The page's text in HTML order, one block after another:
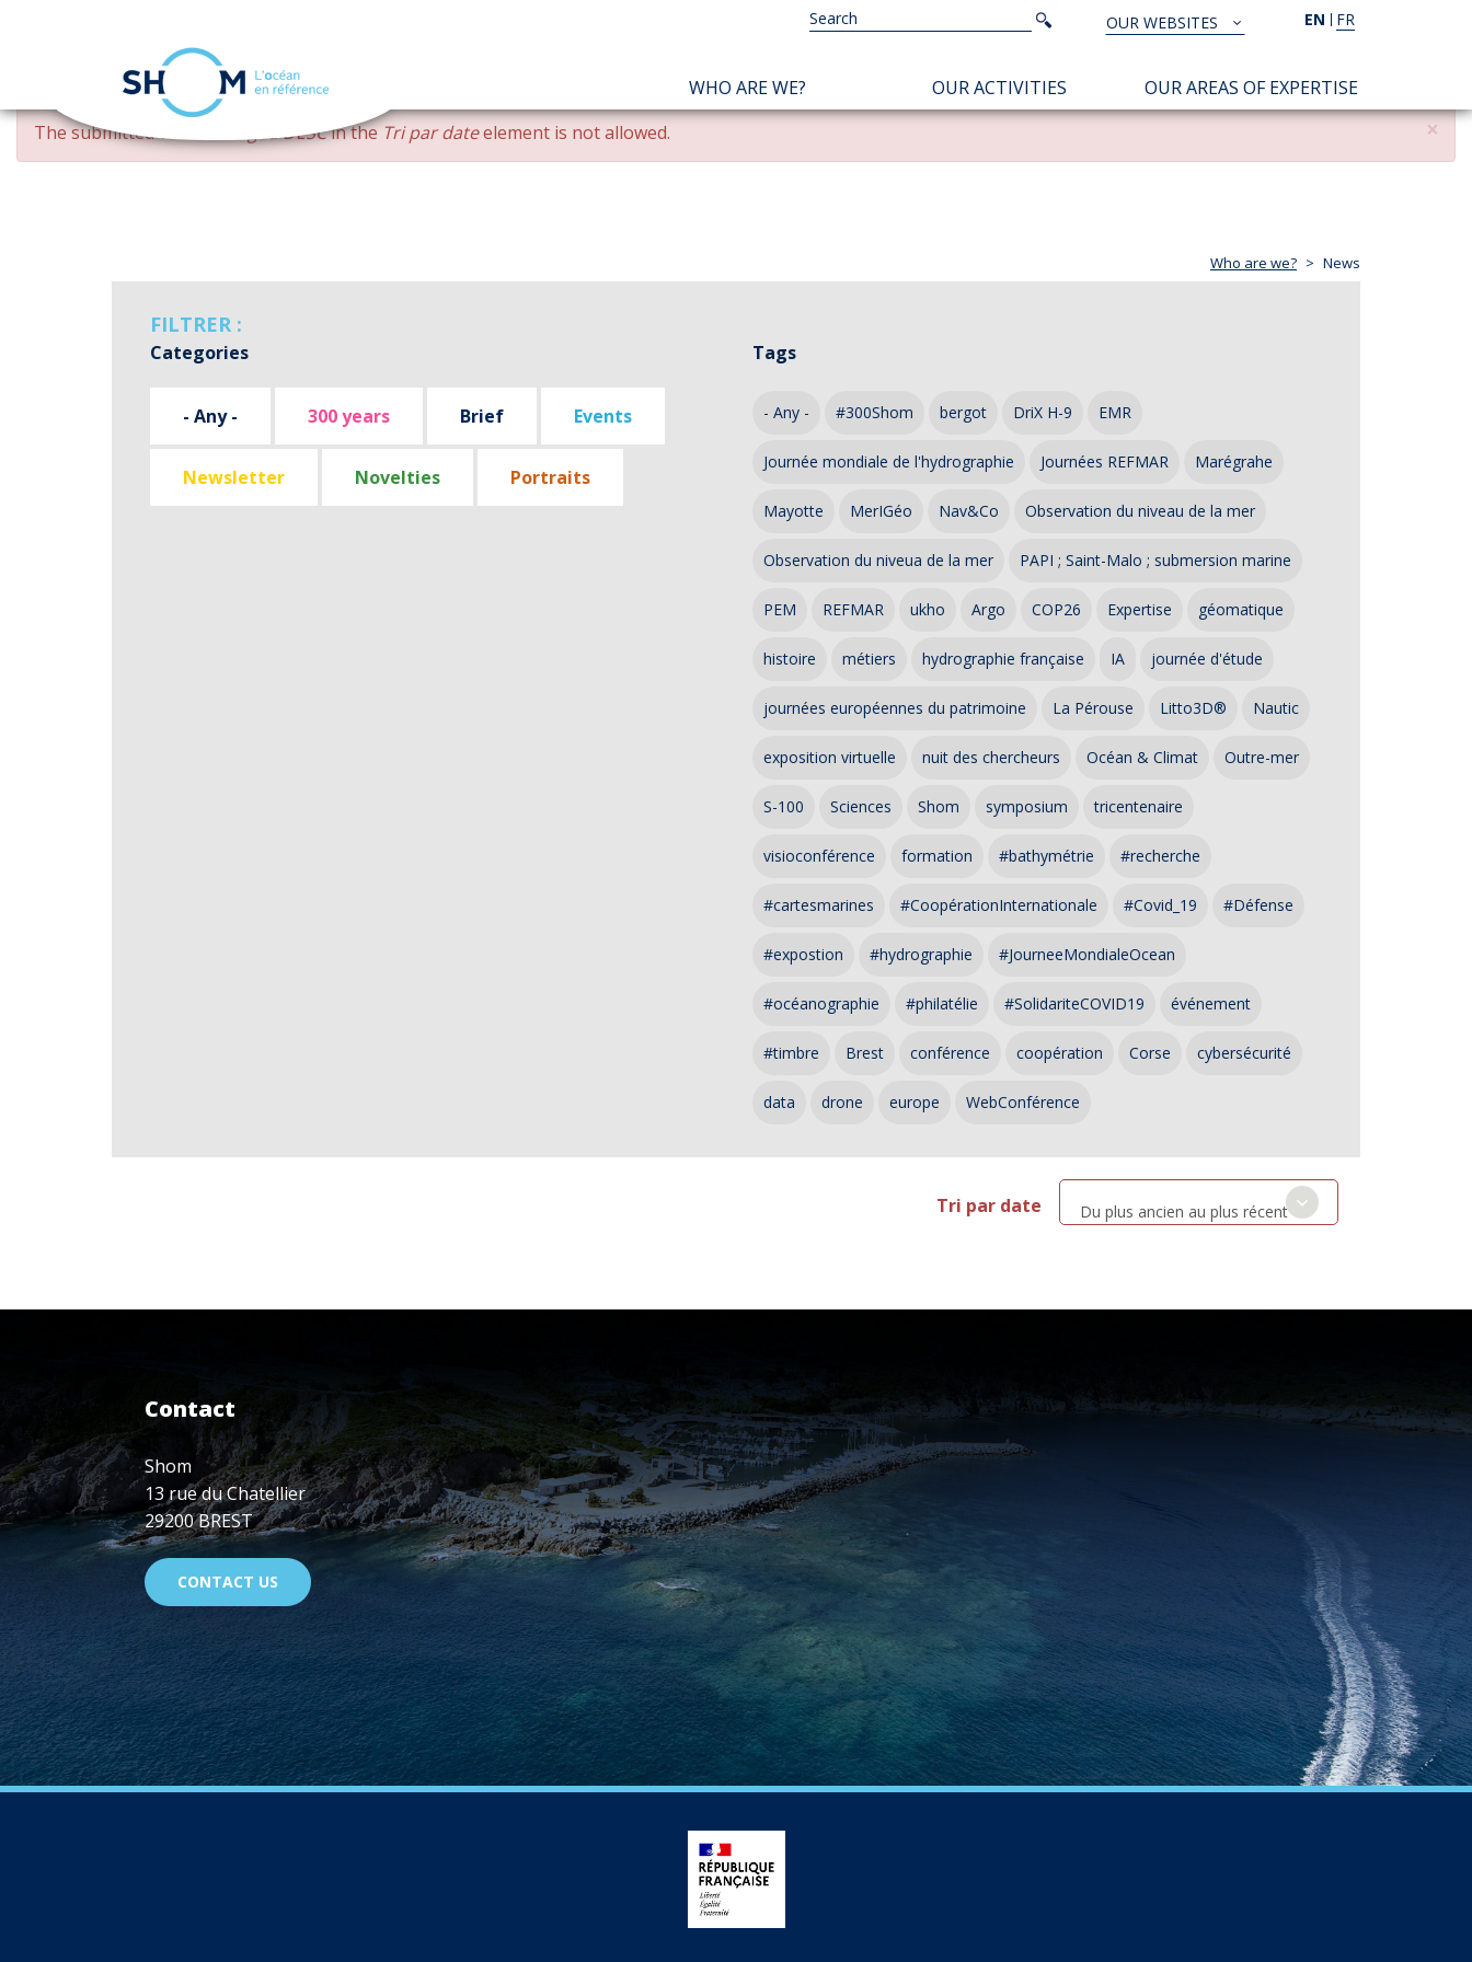
Skip
main
EN FR
TOUS
NOS
SITES
OUR WEBSITES
Search
Search
NAVIGATION
PRINCIPALE
WHO ARE WE? OUR ACTIVITIES OUR AREAS OF EXPERTISE
×
ERROR
MESSAGE
The submitted value changed DESCin theTri par dateelement is not allowed.
Who are we? News
FILTRER :
Categories
- Any - 300 years Brief Events
Newsletter Novelties Portraits
Tags
- Any - #300Shom bergot DriX H-9 EMR
Journée mondiale de l'hydrographie Journées REFMAR Marégrahe
Mayotte MerIGéo Nav&Co Observation du niveau de la mer
Observation du niveua de la mer PAPI ; Saint-Malo ; submersion marine
PEM REFMAR ukho Argo COP26 Expertise géomatique
histoire métiers hydrographie française IA journée d'étude
journées européennes du patrimoine La Pérouse Litto3D® Nautic
exposition virtuelle nuit des chercheurs Océan & Climat Outre-mer
S-100 Sciences Shom symposium tricentenaire
visioconférence formation #bathymétrie #recherche
#cartesmarines #CoopérationInternationale #Covid_19 #Défense
#expostion #hydrographie #JourneeMondialeOcean
#océanographie #philatélie #SolidariteCOVID19 événement
#timbre Brest conférence coopération Corse cybersécurité
data drone europe WebConférence
Tri par date Du plus ancien au plus récent
Contact
Shom
13 rue du Chatellier
29200 BREST
CONTACT US